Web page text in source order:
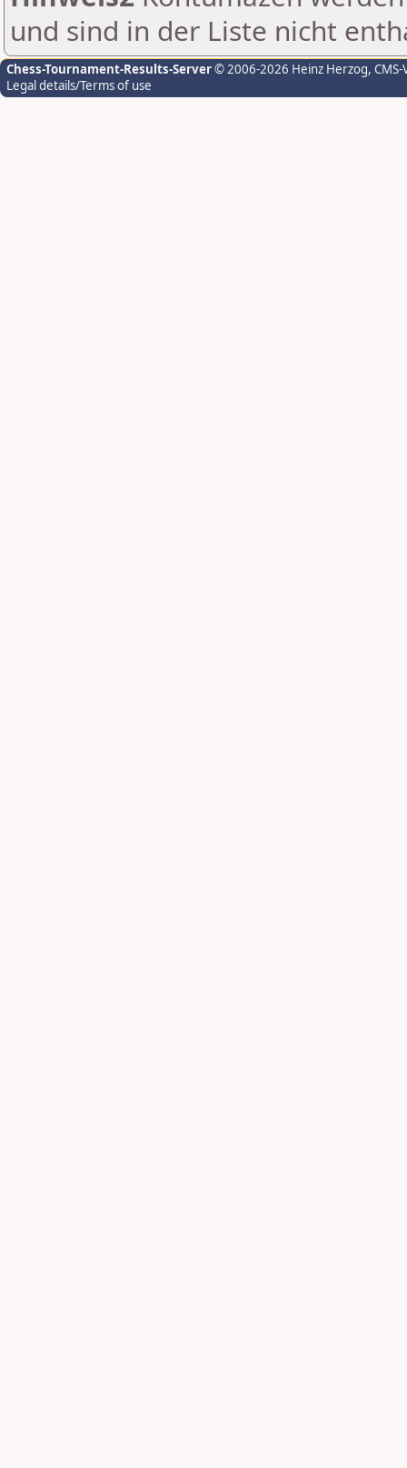
und sind in der Liste nicht
Chess-Tournament-Results-Server© 2006-2026 Heinz Herzog,
Legal details/Terms of use